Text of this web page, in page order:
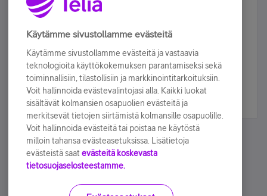
Älä jää paitsi – osallistu ja voita!
Tilaa Telian uutiskirje ja olet mukana arvonnassa.
sähköpostiisi.
Tilaa nyt
Käytämme sivustollamme evästeitä
Käytämme sivustollamme evästeitä ja vastaavia
teknologioita käyttökokemuksen parantamiseksi sekä
toiminnallisiin, tilastollisiin ja markkinointitarkoituksiin.
Voit hallinnoida evästevalintojasi alla. Kaikki luokat
sisältävät kolmansien osapuolien evästeitä ja
merkitsevät tietojen siirtämistä kolmansille osapuolille.
Voit hallinnoida evästeitä tai poistaa ne käytöstä
milloin tahansa evästeasetuksissa. Lisätietoja
evästeistä saat evästeitä koskevasta
tietosuojaselosteestamme.